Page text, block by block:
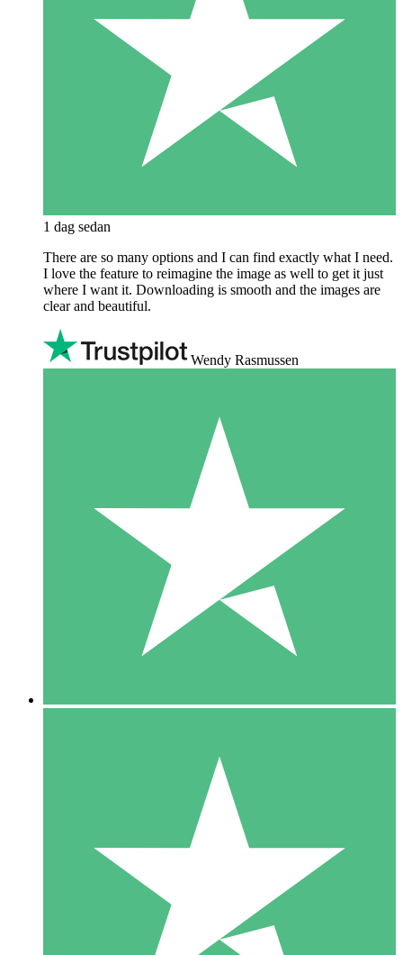
1 dag sedan
There are so many options and I can find exactly what I need.
I love the feature to reimagine the image as well to get it just
where I want it. Downloading is smooth and the images are
clear and beautiful.
Wendy Rasmussen